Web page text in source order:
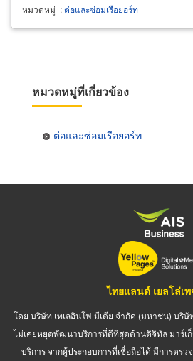
หมวดหมู่ :ต่อและซ่อมเรือยอร์ท
หมวดหมู่ที่เกี่ยวข้อง
ต่อและซ่อมเรือยอร์ท
ไทยแลนด์ เยลโล่เพ
โดย บริษัท เทเลอินโฟ มีเดีย จำกัด (มหาชน) บริษั
ไม่เคยหยุดพัฒนาบริการที่ดีที่สุดด้านดิจิทัล มาร์เ
บริการ จากผู้ประกอบการที่เชื่อถือได้ มีการตร